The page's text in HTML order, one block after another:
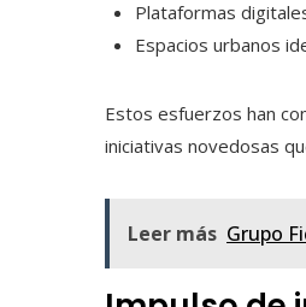
Plataformas
Espacios urbanos
Estos esfuerzos han
iniciativas novedosas
Leer más Grupo